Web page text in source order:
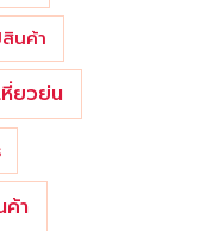
นค้า
ยวย่น
า